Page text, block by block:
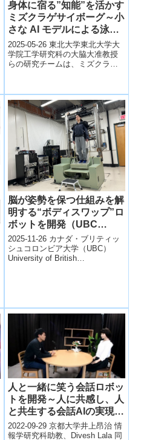
身体に宿る”知能”を活かす
ミズクラゲサイボーグ～小
さな AI モデルによる泳ぎ
の予測に成功!～
2025-05-26 東北大学東北大学大
学院工学研究科の大脇大准教授
らの研究チームは、ミズクラゲ
初めて観...
脳が姿勢を保つ仕組みを解
明する“ボディスワップ”ロ
ボットを開発（UBC
‘body-swap’ robot helps
reveal how the brain
keeps us upright）
2025-11-26 カナダ・ブリティッ
シュコロンビア大学（UBC）
University of British
人と一緒に笑う会話ロボッ
トを開発～人に共感し、人
と共生する会話AIの実現に
向けて～
2022-09-29 京都大学井上昂治 情
報学研究科助教、Divesh Lala 同